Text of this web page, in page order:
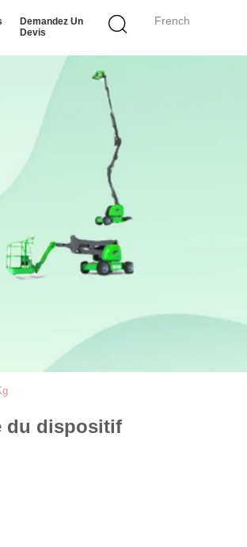
French
Demandez Un
Devis
du dispositif